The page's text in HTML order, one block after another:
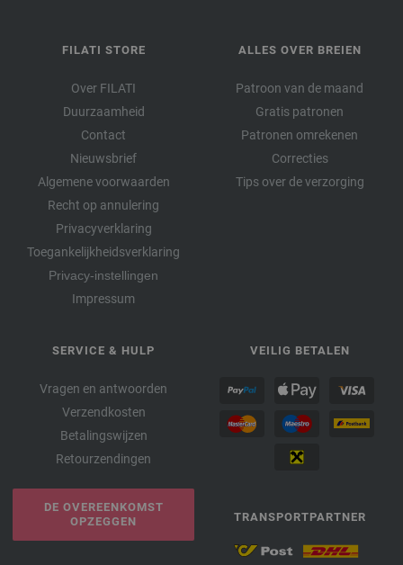
FILATI STORE
Over FILATI
Duurzaamheid
Contact
Nieuwsbrief
Algemene voorwaarden
Recht op annulering
Privacyverklaring
Toegankelijkheidsverklaring
Privacy-instellingen
Impressum
ALLES OVER BREIEN
Patroon van de maand
Gratis patronen
Patronen omrekenen
Correcties
Tips over de verzorging
SERVICE & HULP
Vragen en antwoorden
Verzendkosten
Betalingswijzen
Retourzendingen
DE OVEREENKOMST
OPZEGGEN
VEILIG BETALEN
TRANSPORTPARTNER